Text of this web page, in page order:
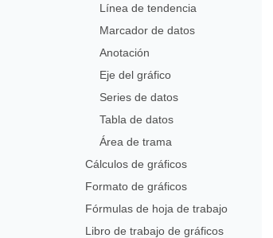
Línea de tendencia
Marcador de datos
Anotación
Eje del gráfico
Series de datos
Tabla de datos
Área de trama
Cálculos de gráficos
Formato de gráficos
Fórmulas de hoja de trabajo
Libro de trabajo de gráficos